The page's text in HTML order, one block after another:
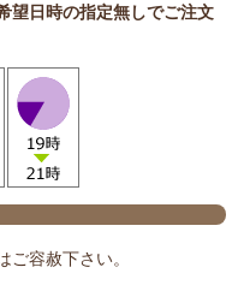
望日時の指定無しでご注文
容赦下さい。